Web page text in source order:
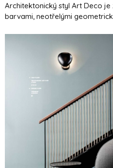
Architektonický styl Art Deco
barvami, neotřelými